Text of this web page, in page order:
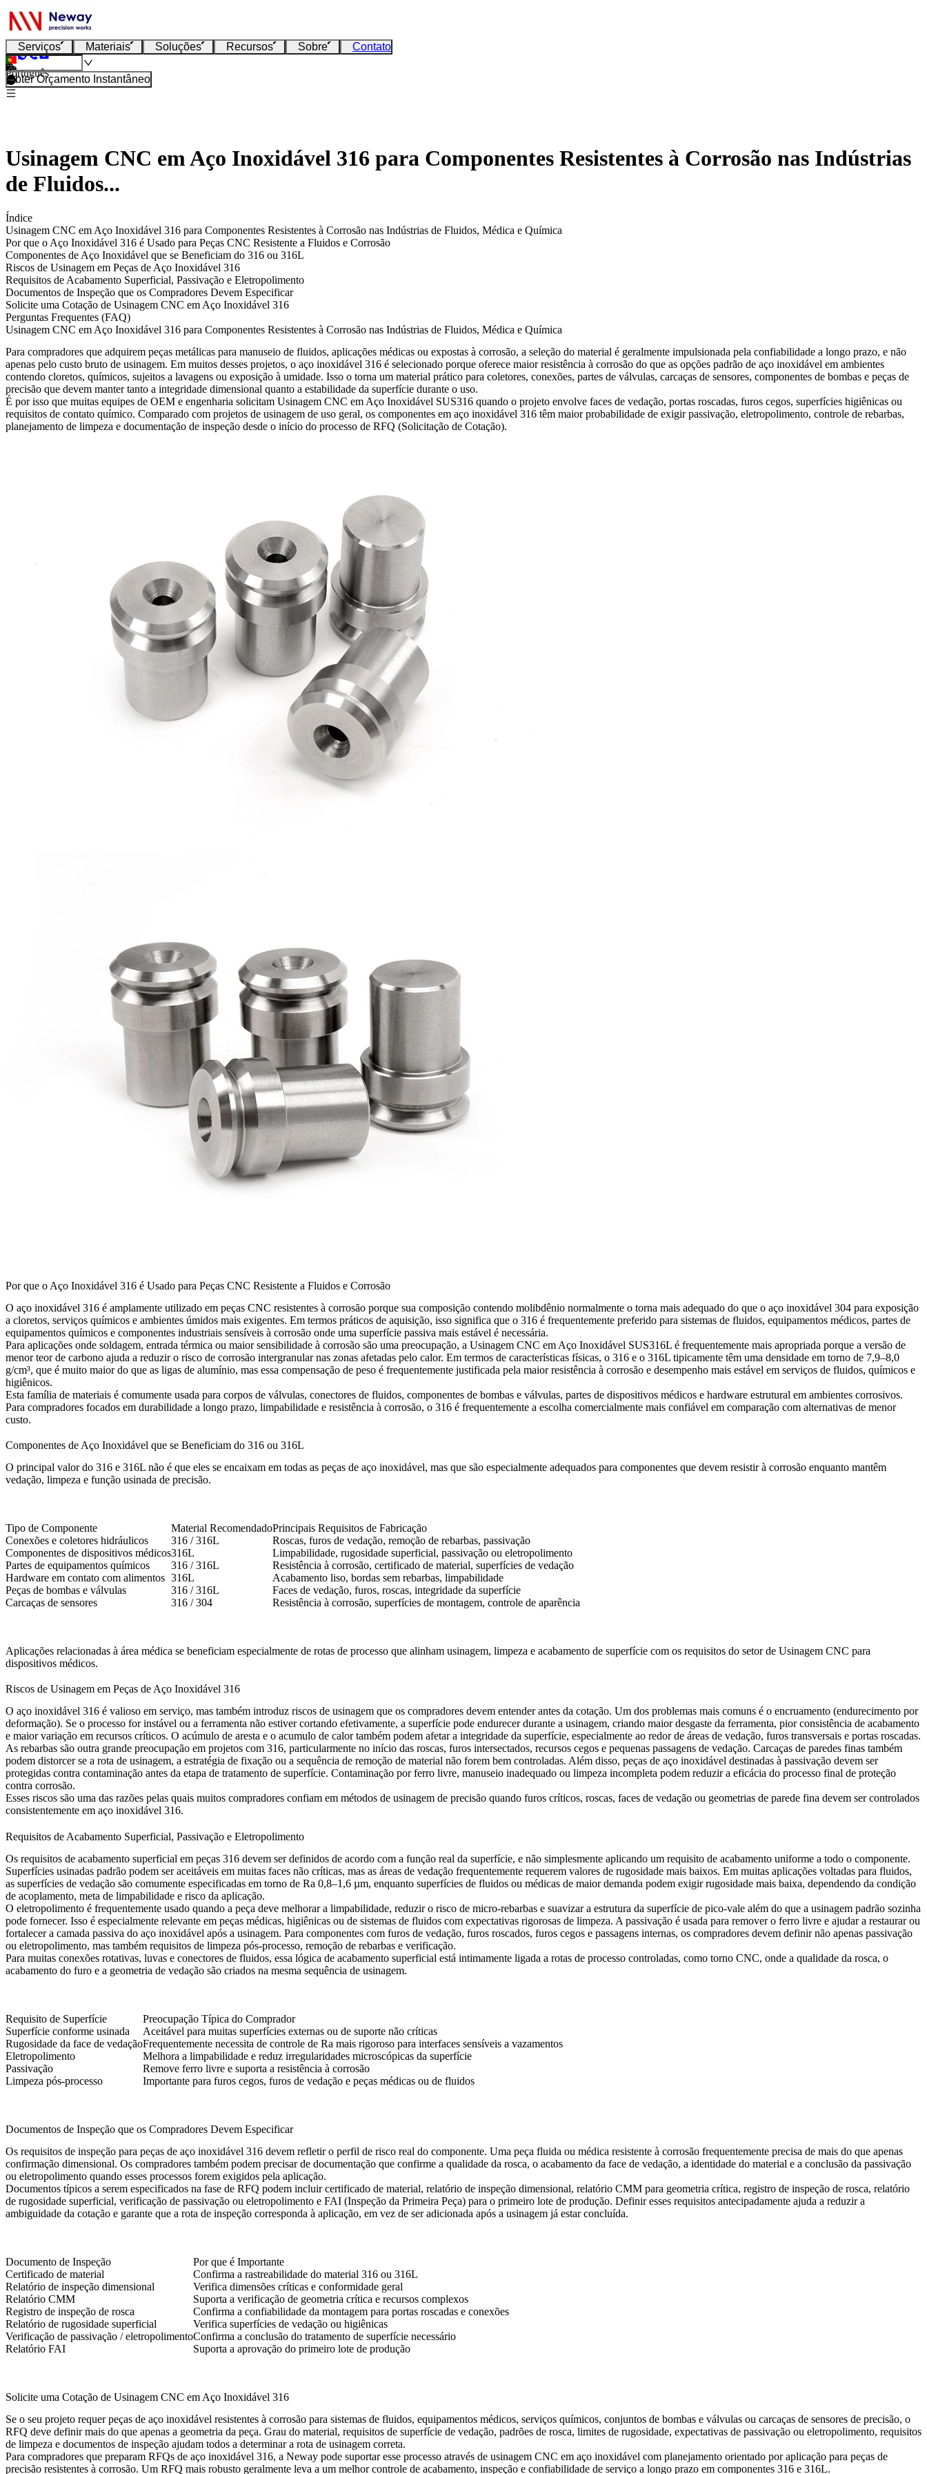
Serviços Materiais Soluções Recursos Sobre Contato
Português
Obter Orçamento Instantâneo
Usinagem CNC em Aço Inoxidável 316 para Componentes Resistentes à Corrosão nas Indústrias
de Fluidos...
Índice
Usinagem CNC em Aço Inoxidável 316 para Componentes Resistentes à Corrosão nas Indústrias de Fluidos, Médica e Química
Por que o Aço Inoxidável 316 é Usado para Peças CNC Resistente a Fluidos e Corrosão
Componentes de Aço Inoxidável que se Beneficiam do 316 ou 316L
Riscos de Usinagem em Peças de Aço Inoxidável 316
Requisitos de Acabamento Superficial, Passivação e Eletropolimento
Documentos de Inspeção que os Compradores Devem Especificar
Solicite uma Cotação de Usinagem CNC em Aço Inoxidável 316
Perguntas Frequentes (FAQ)
Usinagem CNC em Aço Inoxidável 316 para Componentes Resistentes à Corrosão nas Indústrias de Fluidos, Médica e Química
Para compradores que adquirem peças metálicas para manuseio de fluidos, aplicações médicas ou expostas à corrosão, a seleção do material é geralmente impulsionada pela confiabilidade a longo prazo, e não
apenas pelo custo bruto de usinagem. Em muitos desses projetos, o aço inoxidável 316 é selecionado porque oferece maior resistência à corrosão do que as opções padrão de aço inoxidável em ambientes
contendo cloretos, químicos, sujeitos a lavagens ou exposição à umidade. Isso o torna um material prático para coletores, conexões, partes de válvulas, carcaças de sensores, componentes de bombas e peças de
precisão que devem manter tanto a integridade dimensional quanto a estabilidade da superfície durante o uso.
É por isso que muitas equipes de OEM e engenharia solicitam Usinagem CNC em Aço Inoxidável SUS316 quando o projeto envolve faces de vedação, portas roscadas, furos cegos, superfícies higiênicas ou
requisitos de contato químico. Comparado com projetos de usinagem de uso geral, os componentes em aço inoxidável 316 têm maior probabilidade de exigir passivação, eletropolimento, controle de rebarbas,
planejamento de limpeza e documentação de inspeção desde o início do processo de RFQ (Solicitação de Cotação).
Por que o Aço Inoxidável 316 é Usado para Peças CNC Resistente a Fluidos e Corrosão
O aço inoxidável 316 é amplamente utilizado em peças CNC resistentes à corrosão porque sua composição contendo molibdênio normalmente o torna mais adequado do que o aço inoxidável 304 para exposição
a cloretos, serviços químicos e ambientes úmidos mais exigentes. Em termos práticos de aquisição, isso significa que o 316 é frequentemente preferido para sistemas de fluidos, equipamentos médicos, partes de
equipamentos químicos e componentes industriais sensíveis à corrosão onde uma superfície passiva mais estável é necessária.
Para aplicações onde soldagem, entrada térmica ou maior sensibilidade à corrosão são uma preocupação, a Usinagem CNC em Aço Inoxidável SUS316L é frequentemente mais apropriada porque a versão de
menor teor de carbono ajuda a reduzir o risco de corrosão intergranular nas zonas afetadas pelo calor. Em termos de características físicas, o 316 e o 316L tipicamente têm uma densidade em torno de 7,9–8,0
g/cm³, que é muito maior do que as ligas de alumínio, mas essa compensação de peso é frequentemente justificada pela maior resistência à corrosão e desempenho mais estável em serviços de fluidos, químicos e
higiênicos.
Esta família de materiais é comumente usada para corpos de válvulas, conectores de fluidos, componentes de bombas e válvulas, partes de dispositivos médicos e hardware estrutural em ambientes corrosivos.
Para compradores focados em durabilidade a longo prazo, limpabilidade e resistência à corrosão, o 316 é frequentemente a escolha comercialmente mais confiável em comparação com alternativas de menor
custo.
Componentes de Aço Inoxidável que se Beneficiam do 316 ou 316L
O principal valor do 316 e 316L não é que eles se encaixam em todas as peças de aço inoxidável, mas que são especialmente adequados para componentes que devem resistir à corrosão enquanto mantêm
vedação, limpeza e função usinada de precisão.
Tipo de Componente Material RecomendadoPrincipais Requisitos de Fabricação
Conexões e coletores hidráulicos
316 / 316L
Roscas, furos de vedação, remoção de rebarbas, passivação
Componentes de dispositivos médicos316L
Limpabilidade, rugosidade superficial, passivação ou eletropolimento
Partes de equipamentos químicos
316 / 316L
Resistência à corrosão, certificado de material, superfícies de vedação
Hardware em contato com alimentos 316L
Acabamento liso, bordas sem rebarbas, limpabilidade
Peças de bombas e válvulas
316 / 316L
Faces de vedação, furos, roscas, integridade da superfície
Carcaças de sensores
316 / 304 Resistência à corrosão, superfícies de montagem, controle de aparência
Aplicações relacionadas à área médica se beneficiam especialmente de rotas de processo que alinham usinagem, limpeza e acabamento de superfície com os requisitos do setor de Usinagem CNC para
dispositivos médicos.
Riscos de Usinagem em Peças de Aço Inoxidável 316
O aço inoxidável 316 é valioso em serviço, mas também introduz riscos de usinagem que os compradores devem entender antes da cotação. Um dos problemas mais comuns é o encruamento (endurecimento por
deformação). Se o processo for instável ou a ferramenta não estiver cortando efetivamente, a superfície pode endurecer durante a usinagem, criando maior desgaste da ferramenta, pior consistência de acabamento
e maior variação em recursos críticos. O acúmulo de aresta e o acumulo de calor também podem afetar a integridade da superfície, especialmente ao redor de áreas de vedação, furos transversais e portas roscadas.
As rebarbas são outra grande preocupação em projetos com 316, particularmente no início das roscas, furos intersectados, recursos cegos e pequenas passagens de vedação. Carcaças de paredes finas também
podem distorcer se a rota de usinagem, a estratégia de fixação ou a sequência de remoção de material não forem bem controladas. Além disso, peças de aço inoxidável destinadas à passivação devem ser
protegidas contra contaminação antes da etapa de tratamento de superfície. Contaminação por ferro livre, manuseio inadequado ou limpeza incompleta podem reduzir a eficácia do processo final de proteção
contra corrosão.
Esses riscos são uma das razões pelas quais muitos compradores confiam em métodos de usinagem de precisão quando furos críticos, roscas, faces de vedação ou geometrias de parede fina devem ser controlados
consistentemente em aço inoxidável 316.
Requisitos de Acabamento Superficial, Passivação e Eletropolimento
Os requisitos de acabamento superficial em peças 316 devem ser definidos de acordo com a função real da superfície, e não simplesmente aplicando um requisito de acabamento uniforme a todo o componente.
Superfícies usinadas padrão podem ser aceitáveis em muitas faces não críticas, mas as áreas de vedação frequentemente requerem valores de rugosidade mais baixos. Em muitas aplicações voltadas para fluidos,
as superfícies de vedação são comumente especificadas em torno de Ra 0,8–1,6 µm, enquanto superfícies de fluidos ou médicas de maior demanda podem exigir rugosidade mais baixa, dependendo da condição
de acoplamento, meta de limpabilidade e risco da aplicação.
O eletropolimento é frequentemente usado quando a peça deve melhorar a limpabilidade, reduzir o risco de micro-rebarbas e suavizar a estrutura da superfície de pico-vale além do que a usinagem padrão sozinha
pode fornecer. Isso é especialmente relevante em peças médicas, higiênicas ou de sistemas de fluidos com expectativas rigorosas de limpeza. A passivação é usada para remover o ferro livre e ajudar a restaurar ou
fortalecer a camada passiva do aço inoxidável após a usinagem. Para componentes com furos de vedação, furos roscados, furos cegos e passagens internas, os compradores devem definir não apenas passivação
ou eletropolimento, mas também requisitos de limpeza pós-processo, remoção de rebarbas e verificação.
Para muitas conexões rotativas, luvas e conectores de fluidos, essa lógica de acabamento superficial está intimamente ligada a rotas de processo controladas, como torno CNC, onde a qualidade da rosca, o
acabamento do furo e a geometria de vedação são criados na mesma sequência de usinagem.
Requisito de Superfície
Preocupação Típica do Comprador
Superfície conforme usinada
Aceitável para muitas superfícies externas ou de suporte não críticas
Rugosidade da face de vedaçãoFrequentemente necessita de controle de Ra mais rigoroso para interfaces sensíveis a vazamentos
Eletropolimento
Melhora a limpabilidade e reduz irregularidades microscópicas da superfície
Passivação
Remove ferro livre e suporta a resistência à corrosão
Limpeza pós-processo
Importante para furos cegos, furos de vedação e peças médicas ou de fluidos
Documentos de Inspeção que os Compradores Devem Especificar
Os requisitos de inspeção para peças de aço inoxidável 316 devem refletir o perfil de risco real do componente. Uma peça fluida ou médica resistente à corrosão frequentemente precisa de mais do que apenas
confirmação dimensional. Os compradores também podem precisar de documentação que confirme a qualidade da rosca, o acabamento da face de vedação, a identidade do material e a conclusão da passivação
ou eletropolimento quando esses processos forem exigidos pela aplicação.
Documentos típicos a serem especificados na fase de RFQ podem incluir certificado de material, relatório de inspeção dimensional, relatório CMM para geometria crítica, registro de inspeção de rosca, relatório
de rugosidade superficial, verificação de passivação ou eletropolimento e FAI (Inspeção da Primeira Peça) para o primeiro lote de produção. Definir esses requisitos antecipadamente ajuda a reduzir a
ambiguidade da cotação e garante que a rota de inspeção corresponda à aplicação, em vez de ser adicionada após a usinagem já estar concluída.
Documento de Inspeção
Por que é Importante
Certificado de material
Confirma a rastreabilidade do material 316 ou 316L
Relatório de inspeção dimensional
Verifica dimensões críticas e conformidade geral
Relatório CMM
Suporta a verificação de geometria crítica e recursos complexos
Registro de inspeção de rosca
Confirma a confiabilidade da montagem para portas roscadas e conexões
Relatório de rugosidade superficial
Verifica superfícies de vedação ou higiênicas
Verificação de passivação / eletropolimentoConfirma a conclusão do tratamento de superfície necessário
Relatório FAI
Suporta a aprovação do primeiro lote de produção
Solicite uma Cotação de Usinagem CNC em Aço Inoxidável 316
Se o seu projeto requer peças de aço inoxidável resistentes à corrosão para sistemas de fluidos, equipamentos médicos, serviços químicos, conjuntos de bombas e válvulas ou carcaças de sensores de precisão, o
RFQ deve definir mais do que apenas a geometria da peça. Grau do material, requisitos de superfície de vedação, padrões de rosca, limites de rugosidade, expectativas de passivação ou eletropolimento, requisitos
de limpeza e documentos de inspeção ajudam todos a determinar a rota de usinagem correta.
Para compradores que preparam RFQs de aço inoxidável 316, a Neway pode suportar esse processo através de usinagem CNC em aço inoxidável com planejamento orientado por aplicação para peças de
precisão resistentes à corrosão. Um RFQ mais robusto geralmente leva a um melhor controle de acabamento, inspeção e confiabilidade de serviço a longo prazo em componentes 316 e 316L.